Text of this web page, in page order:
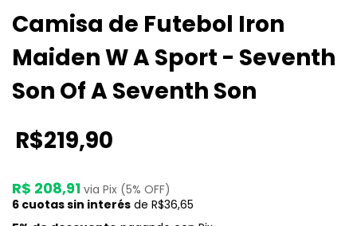
Camisa de Futebol Iron
Maiden W A Sport - Seventh
Son Of A Seventh Son
R$219,90
R$ 208,91 via Pix (5% OFF)
6 cuotas sin interés de R$36,65